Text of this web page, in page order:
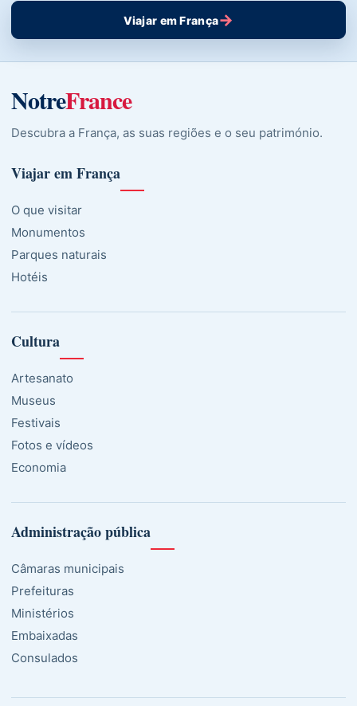
Viajar em França→
NotreFrance
Descubra a França, as suas regiões e o seu património.
Viajar em França
O que visitar
Monumentos
Parques naturais
Hotéis
Cultura
Artesanato
Museus
Festivais
Fotos e vídeos
Economia
Administração pública
Câmaras municipais
Prefeituras
Ministérios
Embaixadas
Consulados